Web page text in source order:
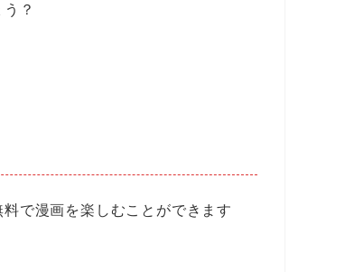
？
で漫画を楽しむことができます